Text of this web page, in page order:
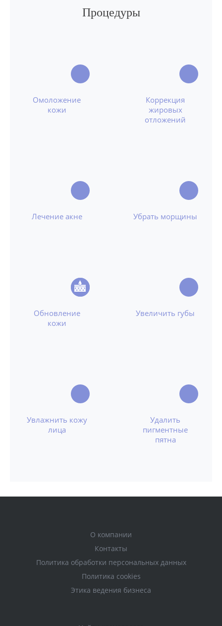
Процедуры
Омоложение
кожи
Коррекция
жировых
отложений
Лечение акне Убрать морщины
Обновление
кожи
Увеличить губы
Увлажнить кожу
лица
Удалить
пигментные
пятна
О компании
Контакты
Политика обработки персональных данных
Политика cookies
Этика ведения бизнеса